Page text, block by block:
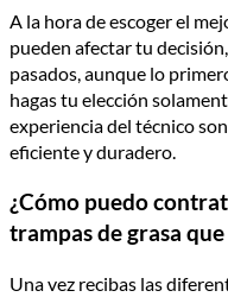
A la hora de escoger el
pueden afectar tu
pasados, aunque lo
hagas tu elección
experiencia del técnico
eficiente y duradero.
¿Cómo puedo
trampas de grasa que
Una vez recibas las